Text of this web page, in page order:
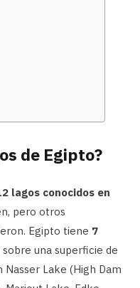
de Egipto?
lagos conocidos en
pero otros
Egipto tiene 7
una superficie de
Lake (High Dam